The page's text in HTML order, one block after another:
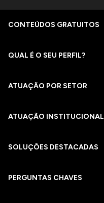
CONTEÚDOS GRATUITOS
QUAL É O SEU PERFIL?
ATUAÇÃO POR SETOR
ATUAÇÃO INSTITUCIONAL
SOLUÇÕES DESTACADAS
PERGUNTAS CHAVES​